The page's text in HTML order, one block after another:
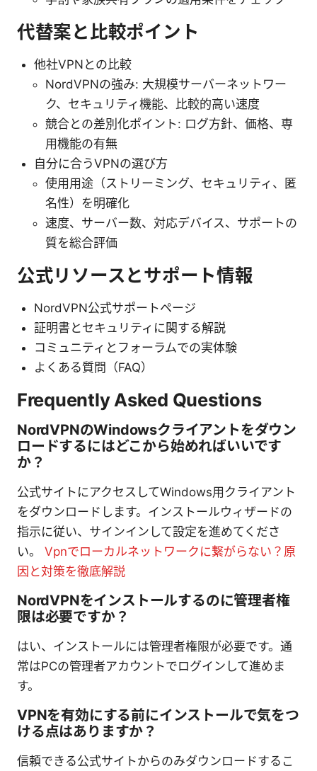
代替案と比較ポイント
他社VPNとの比較
NordVPNの強み: 大規模サーバーネットワー
ク、セキュリティ機能、比較的高い速度
競合との差別化ポイント: ログ方針、価格、専
用機能の有無
自分に合うVPNの選び方
使用用途（ストリーミング、セキュリティ、匿
名性）を明確化
速度、サーバー数、対応デバイス、サポートの
質を総合評価
公式リソースとサポート情報
NordVPN公式サポートページ
証明書とセキュリティに関する解説
コミュニティとフォーラムでの実体験
よくある質問（FAQ）
Frequently Asked Questions
NordVPNのWindowsクライアントをダウン
ロードするにはどこから始めればいいです
か？
公式サイトにアクセスしてWindows用クライアント
をダウンロードします。インストールウィザードの
指示に従い、サインインして設定を進めてくださ
い。 Vpnでローカルネットワークに繋がらない？原
因と対策を徹底解説
NordVPNをインストールするのに管理者権
限は必要ですか？
はい、インストールには管理者権限が必要です。通
常はPCの管理者アカウントでログインして進めま
す。
VPNを有効にする前にインストールで気をつ
ける点はありますか？
信頼できる公式サイトからのみダウンロードするこ